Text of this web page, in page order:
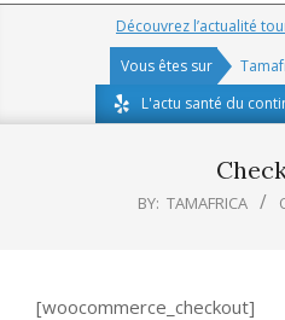
Navigation
Découvrez l’actualité
Vous êtes sur
L'actu santé du
BY: TAMAFRICA
[woocommerce_checkout]